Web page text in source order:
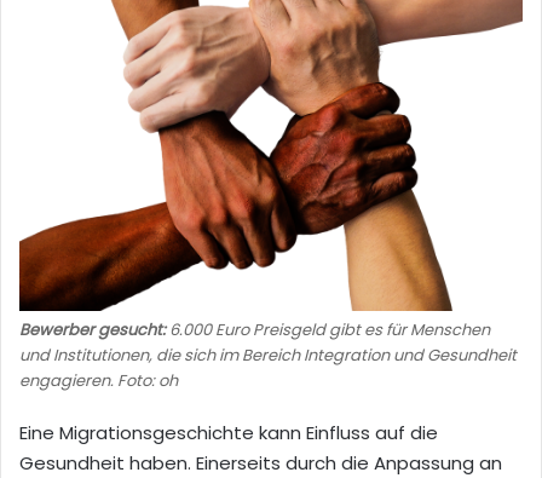
Bewerber gesucht:6.000 Euro Preisgeld gibt es für Menschen
und Institutionen, die sich im Bereich Integration und Gesundheit
engagieren. Foto: oh
Eine Migrationsgeschichte kann Einfluss auf die
Gesundheit haben. Einerseits durch die Anpassung an